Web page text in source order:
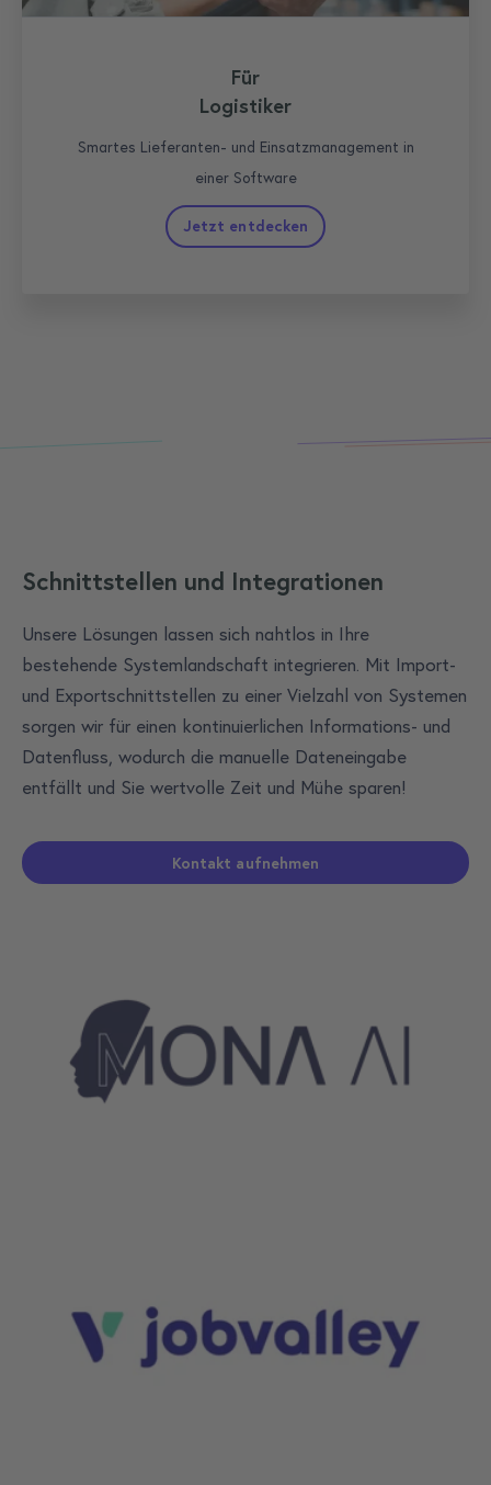
Für
Logistiker
Smartes Lieferanten- und Einsatzmanagement in
einer Software
Jetzt entdecken
Schnittstellen und Integrationen
Unsere Lösungen lassen sich nahtlos in Ihre
bestehende Systemlandschaft integrieren. Mit Import-
und Exportschnittstellen zu einer Vielzahl von Systemen
sorgen wir für einen kontinuierlichen Informations- und
Datenfluss, wodurch die manuelle Dateneingabe
entfällt und Sie wertvolle Zeit und Mühe sparen!
Kontakt aufnehmen